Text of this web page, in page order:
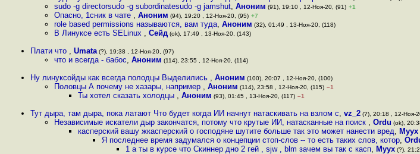
sudo -g directorsudo -g subordinatesudo -g jamshut, Аноним (91), 19:10 , 12-Ноя-20, (91) +1
Опасно, 1сник в чате , Аноним (94), 19:20 , 12-Ноя-20, (95) +7
role based permissions называются, вам туда, Аноним (32), 01:49 , 13-Ноя-20, (118)
В Линуксе есть SELinux , Сейд (ok), 17:49 , 13-Ноя-20, (143)
Плати что , Umata (?), 19:38 , 12-Ноя-20, (97)
что и всегда - бабос, Аноним (114), 23:55 , 12-Ноя-20, (114)
Ну линуксойды как всегда полодцы Выделились , Аноним (100), 20:07 , 12-Ноя-20, (100)
Половцы А почему не хазары, например , Аноним (114), 23:58 , 12-Ноя-20, (115) –1
Ты хотел сказать холодцы , Аноним (93), 01:45 , 13-Ноя-20, (117) –1
Тут дыра, там дыра, пока латают Что будет когда ИИ начнут натаскивать на взлом с, vz_2 (?), 20:18 , 12-Ноя-
Независимые искатели дыр закончатся, потому что крутые ИИ, натасканные на поиск , Ordu (ok),
касперский вашу жкасперский о господяне шутите больше так это может нанести вред, Myyx
Я последнее время задумался о концепции стоп-слов -- то есть таких слов, котор,
1 а ты в курсе что Скиннер дно 2 гей , sjw , blm зачем вы так с касп, Myyx (?),